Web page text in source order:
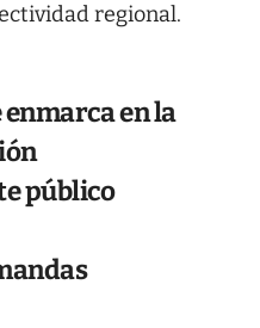
regional.
enmarca en la
público